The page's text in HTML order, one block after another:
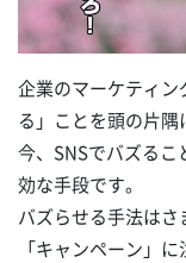
企業のマーケティ
る」ことを頭の片隅
今、SNSでバズる
効な手段です。
バズらせる手法は
「キャンペーン」